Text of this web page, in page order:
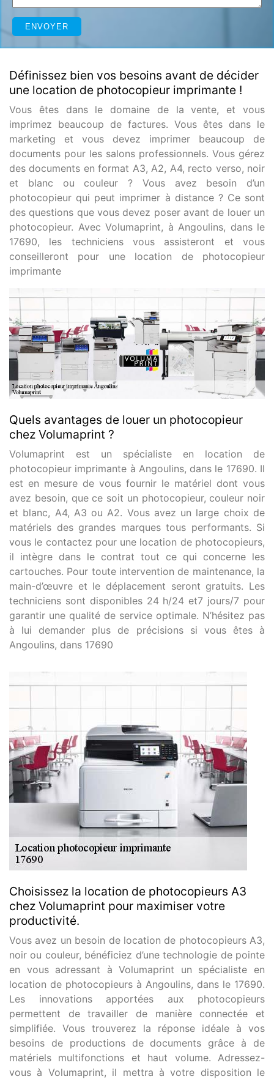
Définissez bien vos besoins avant de décider
une location de photocopieur imprimante !
Vous êtes dans le domaine de la vente, et vous
imprimez beaucoup de factures. Vous êtes dans le
marketing et vous devez imprimer beaucoup de
documents pour les salons professionnels. Vous gérez
des documents en format A3, A2, A4, recto verso, noir
et blanc ou couleur ? Vous avez besoin d’un
photocopieur qui peut imprimer à distance ? Ce sont
des questions que vous devez poser avant de louer un
photocopieur. Avec Volumaprint, à Angoulins, dans le
17690, les techniciens vous assisteront et vous
conseilleront pour une location de photocopieur
imprimante
Quels avantages de louer un photocopieur
chez Volumaprint ?
Volumaprint est un spécialiste en location de
photocopieur imprimante à Angoulins, dans le 17690. Il
est en mesure de vous fournir le matériel dont vous
avez besoin, que ce soit un photocopieur, couleur noir
et blanc, A4, A3 ou A2. Vous avez un large choix de
matériels des grandes marques tous performants. Si
vous le contactez pour une location de photocopieurs,
il intègre dans le contrat tout ce qui concerne les
cartouches. Pour toute intervention de maintenance, la
main-d’œuvre et le déplacement seront gratuits. Les
techniciens sont disponibles 24 h/24 et7 jours/7 pour
garantir une qualité de service optimale. N’hésitez pas
à lui demander plus de précisions si vous êtes à
Angoulins, dans 17690
Choisissez la location de photocopieurs A3
chez Volumaprint pour maximiser votre
productivité.
Vous avez un besoin de location de photocopieurs A3,
noir ou couleur, bénéficiez d’une technologie de pointe
en vous adressant à Volumaprint un spécialiste en
location de photocopieurs à Angoulins, dans le 17690.
Les innovations apportées aux photocopieurs
permettent de travailler de manière connectée et
simplifiée. Vous trouverez la réponse idéale à vos
besoins de productions de documents grâce à de
matériels multifonctions et haut volume. Adressez-
vous à Volumaprint, il mettra à votre disposition le